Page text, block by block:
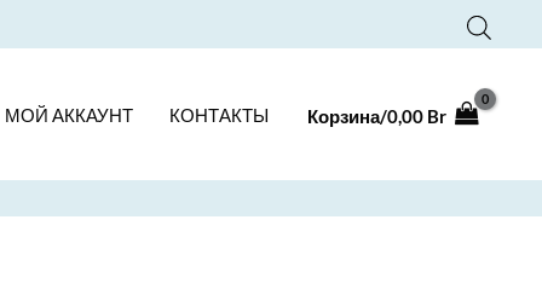
МОЙ АККАУНТ КОНТАКТЫ Корзина/0,00 Br